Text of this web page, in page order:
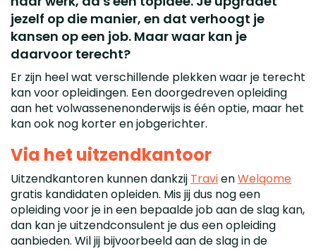
jezelf op die manier, en dat verhoogt je
kansen op een job. Maar waar kan je
daarvoor terecht?
Er zijn heel wat verschillende plekken waar je terecht
kan voor opleidingen. Een doorgedreven opleiding
aan het volwassenenonderwijs is één optie, maar het
kan ook nog korter en jobgerichter.
Via het uitzendkantoor
Uitzendkantoren kunnen dankzij TravienWelqome
gratis kandidaten opleiden. Mis jij dus nog een
opleiding voor je in een bepaalde job aan de slag kan,
dan kan je uitzendconsulent je dus een opleiding
aanbieden. Wil jij bijvoorbeeld aan de slag in de